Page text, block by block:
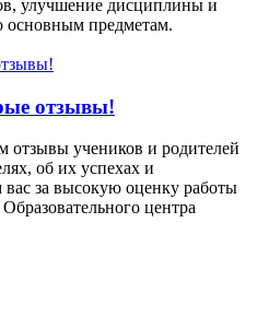
улучшение дисциплины и
основным предметам.
отзывы!
учеников и родителей
об их успехах и
за высокую оценку работы
центра